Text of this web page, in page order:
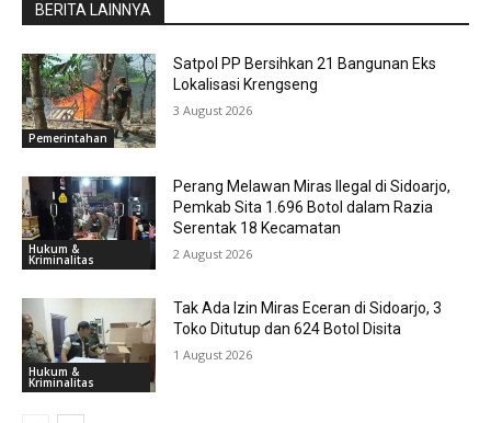
BERITA LAINNYA
Pemerintahan
Satpol PP Bersihkan 21 Bangunan Eks
Lokalisasi Krengseng
3 August 2026
Hukum &
Kriminalitas
Perang Melawan Miras Ilegal di Sidoarjo,
Pemkab Sita 1.696 Botol dalam Razia
Serentak 18 Kecamatan
2 August 2026
Hukum &
Kriminalitas
Tak Ada Izin Miras Eceran di Sidoarjo, 3
Toko Ditutup dan 624 Botol Disita
1 August 2026